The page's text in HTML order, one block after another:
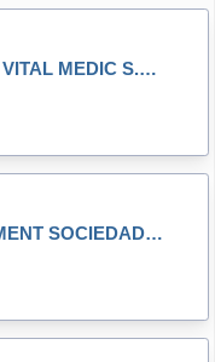
CENTRO MEDICO VITAL MEDIC S.A.C.
GALAXY ENTERTAINMENT SOCIEDAD ANONIMA CERRADA